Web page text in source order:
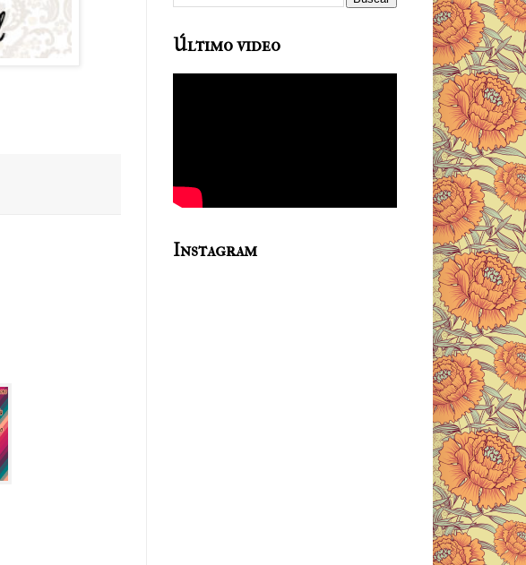
Último video
Instagram